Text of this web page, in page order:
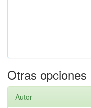
Otras opciones
Autor